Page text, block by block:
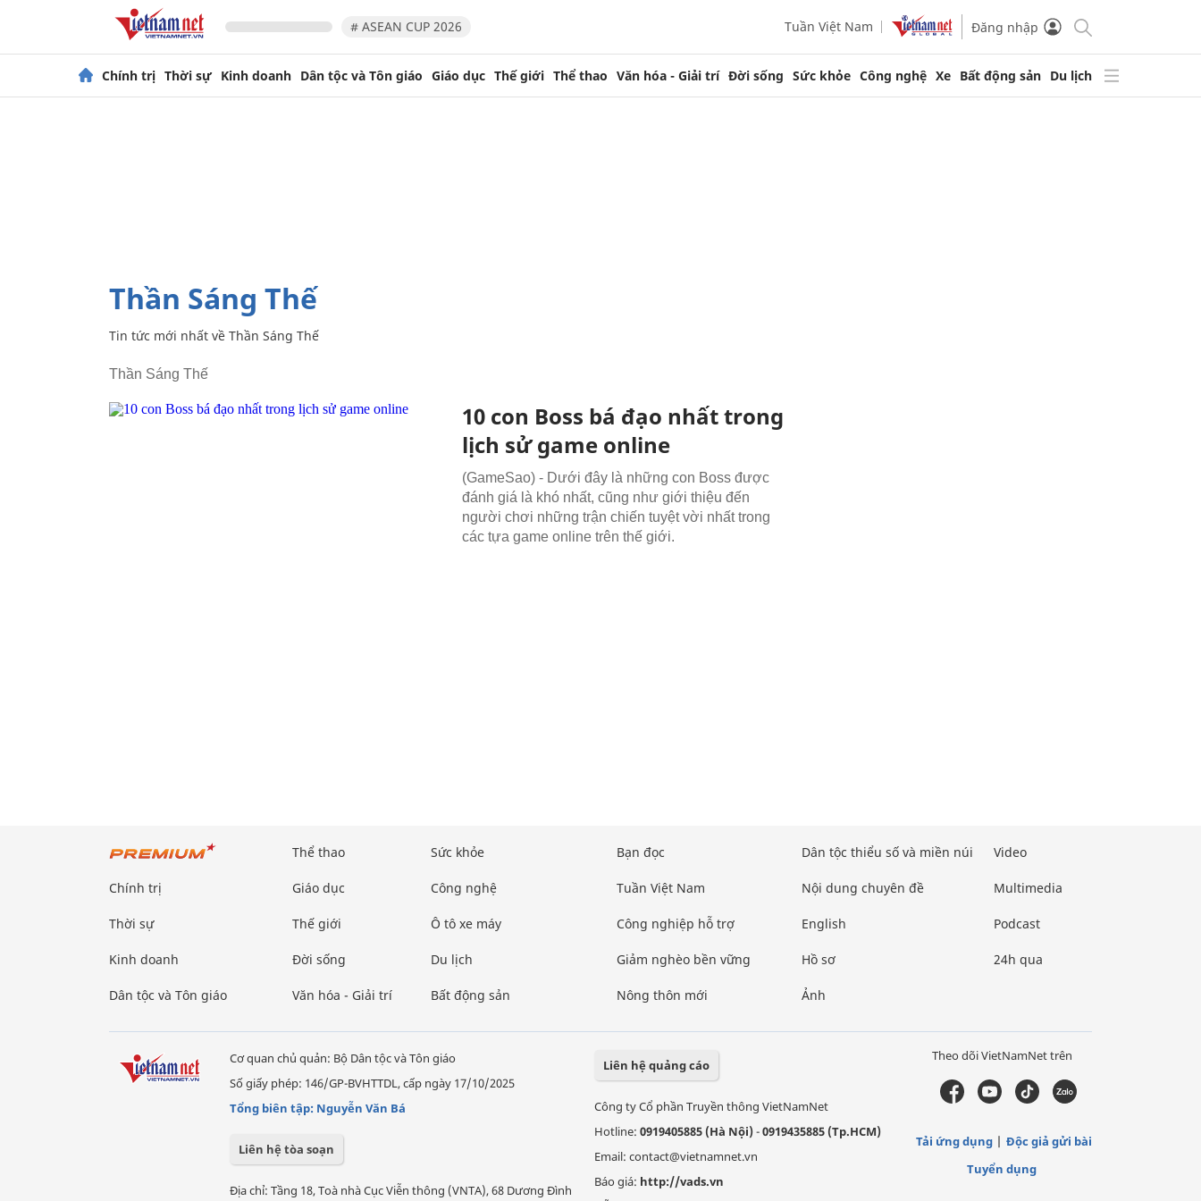
# ASEAN CUP 2026 Tuần Việt Nam Đăng nhập
Chính trị Thời sự Kinh doanh Dân tộc và Tôn giáo Giáo dục Thế giới Thể thao Văn hóa - Giải trí Đời sống Sức khỏe Công nghệ Xe Bất động sản Du lịch
Thần Sáng Thế
Tin tức mới nhất về Thần Sáng Thế
Thần Sáng Thế
10 con Boss bá đạo nhất trong
lịch sử game online
(GameSao) - Dưới đây là những con Boss được
đánh giá là khó nhất, cũng như giới thiệu đến
người chơi những trận chiến tuyệt vời nhất trong
các tựa game online trên thế giới.
Chính trị
Thời sự
Kinh doanh
Dân tộc và Tôn giáo
Thể thao
Giáo dục
Thế giới
Đời sống
Văn hóa - Giải trí
Sức khỏe
Công nghệ
Ô tô xe máy
Du lịch
Bất động sản
Bạn đọc
Tuần Việt Nam
Công nghiệp hỗ trợ
Giảm nghèo bền vững
Nông thôn mới
Dân tộc thiểu số và miền núi
Nội dung chuyên đề
English
Hồ sơ
Ảnh
Video
Multimedia
Podcast
24h qua
Cơ quan chủ quản: Bộ Dân tộc và Tôn giáo
Số giấy phép: 146/GP-BVHTTDL, cấp ngày 17/10/2025
Tổng biên tập: Nguyễn Văn Bá
Liên hệ tòa soạn
Địa chỉ: Tầng 18, Toà nhà Cục Viễn thông (VNTA), 68 Dương Đình
Liên hệ quảng cáo
Công ty Cổ phần Truyền thông VietNamNet
Hotline: 0919405885 (Hà Nội)-0919435885 (Tp.HCM)
Email: contact@vietnamnet.vn
Báo giá: http://vads.vn
Theo dõi VietNamNet trên
Tải ứng dụng
Độc giả gửi bài
Tuyển dụng